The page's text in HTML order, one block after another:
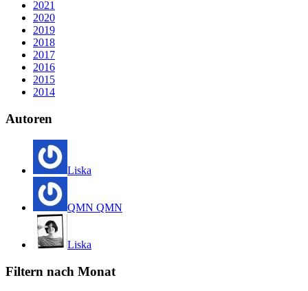
2021
2020
2019
2018
2017
2016
2015
2014
Autoren
Liska
QMN QMN
Liska
Filtern nach Monat